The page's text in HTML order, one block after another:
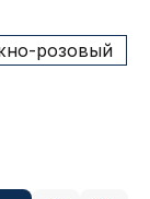
розовый